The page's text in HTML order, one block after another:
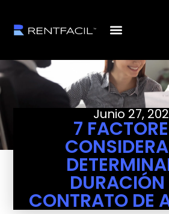
Junio 27,
7
DURACIÓN
CONTRATO DE